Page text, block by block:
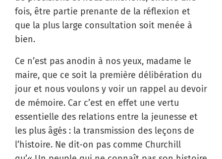
fois, être partie prenante de la réflexion et
que la plus large consultation soit menée à
bien.
Ce n’est pas anodin à nos yeux, madame le
maire, que ce soit la première délibération du
jour et nous voulons y voir un rappel au devoir
de mémoire. Car c’est en effet une vertu
essentielle des relations entre la jeunesse et
les plus âgés : la transmission des leçons de
l’histoire. Ne dit-on pas comme Churchill